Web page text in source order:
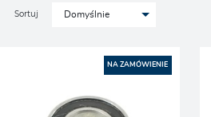
Sortuj Domyślnie
NA ZAMÓWIENIE